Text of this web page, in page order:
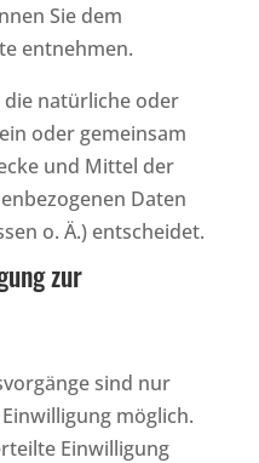
Sie dem
entnehmen.
natürliche oder
oder gemeinsam
und Mittel der
Daten
o. Ä.) entscheidet.
zur
sind nur
möglich.
Einwilligung